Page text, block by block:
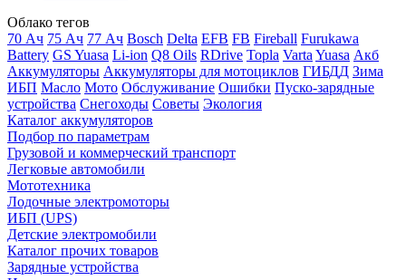
Облако тегов
70 Ач 75 Ач 77 Ач Bosch Delta EFB FB Fireball Furukawa
Battery GS Yuasa Li-ion Q8 Oils RDrive Topla Varta Yuasa Акб
Аккумуляторы Аккумуляторы для мотоциклов ГИБДД Зима
ИБП Масло Мото Обслуживание Ошибки Пуско-зарядные
устройства Снегоходы Советы Экология
Каталог аккумуляторов
Подбор по параметрам
Грузовой и коммерческий транспорт
Легковые автомобили
Мототехника
Лодочные электромоторы
ИБП (UPS)
Детские электромобили
Каталог прочих товаров
Зарядные устройства